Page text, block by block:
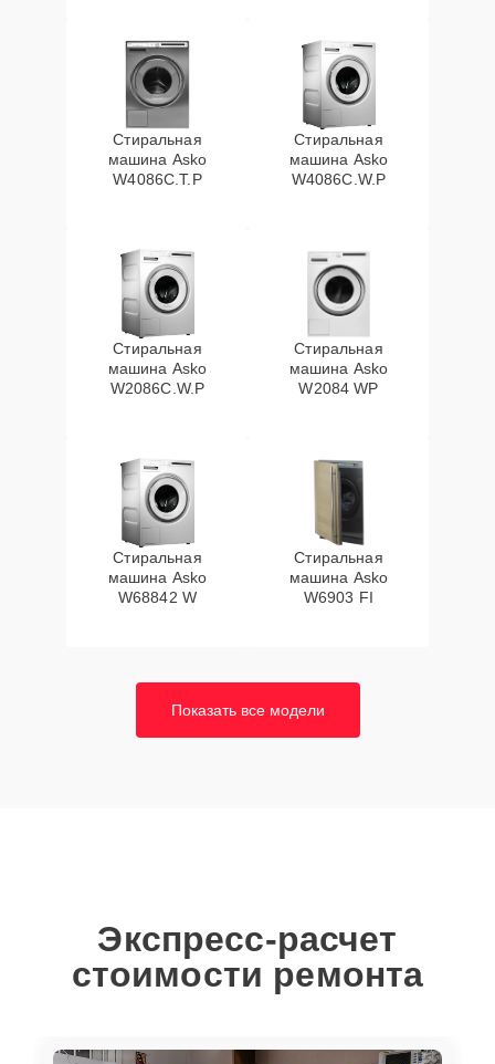
Стиральная
машина Asko
W4086C.T.P
Стиральная
машина Asko
W4086C.W.P
Стиральная
машина Asko
W2086C.W.P
Стиральная
машина Asko
W2084 WP
Стиральная
машина Asko
W68842 W
Стиральная
машина Asko
W6903 FI
Показать все модели
Экспресс-расчет
стоимости ремонта